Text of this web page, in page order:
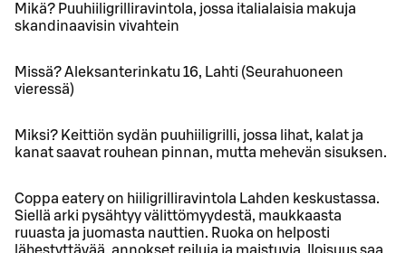
Mikä? Puuhiiligrilliravintola, jossa italialaisia makuja
skandinaavisin vivahtein
Missä? Aleksanterinkatu 16, Lahti (Seurahuoneen
vieressä)
Miksi? Keittiön sydän puuhiiligrilli, jossa lihat, kalat ja
kanat saavat rouhean pinnan, mutta mehevän sisuksen.
Coppa eatery on hiiligrilliravintola Lahden keskustassa.
Siellä arki pysähtyy välittömyydestä, maukkaasta
ruuasta ja juomasta nauttien. Ruoka on helposti